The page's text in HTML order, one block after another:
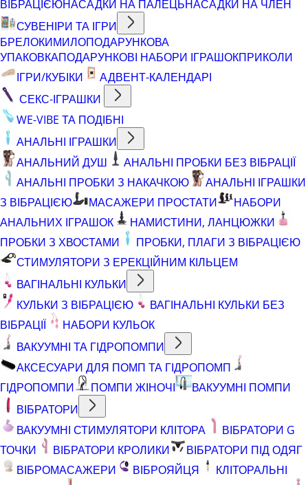
ВІБРАЦІЄЮНАСАДКИ НА ПАЛЕЦЬНАСАДКИ НА ЧЛЕН
СУВЕНІРИ ТА ІГРИ
БРЕЛОКИМИЛОПОДАРУНКОВА
УПАКОВКАПОДАРУНКОВІ НАБОРИ ІГРАШОКПРИКОЛИ
ІГРИ/КУБІКИ
АДВЕНТ-КАЛЕНДАРІ
СЕКС-ІГРАШКИ
WE-VIBE ТА ПОДІБНІ
АНАЛЬНІ ІГРАШКИ
АНАЛЬНИЙ ДУШ
АНАЛЬНІ ПРОБКИ БЕЗ ВІБРАЦІЇ
АНАЛЬНІ ПРОБКИ З НАКАЧКОЮ
АНАЛЬНІ ІГРАШКИ
З ВІБРАЦІЄЮ
МАСАЖЕРИ ПРОСТАТИ
НАБОРИ
АНАЛЬНИХ ІГРАШОК
НАМИСТИНИ, ЛАНЦЮЖКИ
ПРОБКИ З ХВОСТАМИ
ПРОБКИ, ПЛАГИ З ВІБРАЦІЄЮ
СТИМУЛЯТОРИ З ЕРЕКЦІЙНИМ КІЛЬЦЕМ
ВАГІНАЛЬНІ КУЛЬКИ
КУЛЬКИ З ВІБРАЦІЄЮ
ВАГІНАЛЬНІ КУЛЬКИ БЕЗ
ВІБРАЦІЇ
НАБОРИ КУЛЬОК
ВАКУУМНІ ТА ГІДРОПОМПИ
АКСЕСУАРИ ДЛЯ ПОМП ТА ГІДРОПОМП
ГІДРОПОМПИ
ПОМПИ ЖІНОЧІ
ВАКУУМНІ ПОМПИ
ВІБРАТОРИ
ВАКУУМНІ СТИМУЛЯТОРИ КЛІТОРА
ВІБРАТОРИ G
ТОЧКИ
ВІБРАТОРИ КРОЛИКИ
ВІБРАТОРИ ПІД ОДЯГ
ВІБРОМАСАЖЕРИ
ВІБРОЯЙЦЯ
КЛІТОРАЛЬНІ